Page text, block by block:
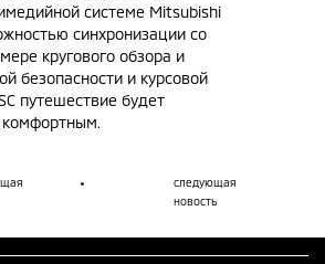
системе Mitsubishi
синхронизации со
кругового обзора и
безопасности и курсовой
путешествие будет
комфортным.
следующая
новость